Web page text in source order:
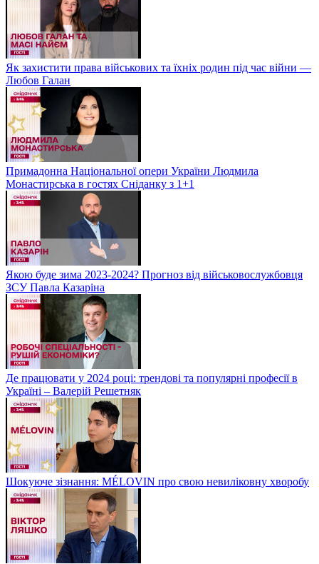
Як захистити права військових та їхніх родин під час війни —
Любов Галан
Примадонна Національної опери України Людмила
Монастирська в гостях Сніданку з 1+1
Якою буде зима 2023-2024? Прогноз від військовослужбовця
ЗСУ Павла Казаріна
Де працювати у 2024 році: трендові та популярні професії в
Україні – Валерій Решетняк
Шокуюче зізнання: MÉLOVIN про свою невиліковну хворобу